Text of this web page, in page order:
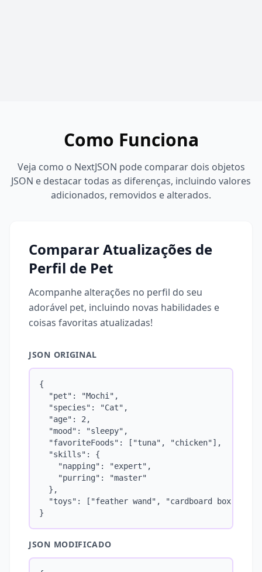
Como Funciona
Veja como o NextJSON pode comparar dois objetos
JSON e destacar todas as diferenças, incluindo valores
adicionados, removidos e alterados.
Comparar Atualizações de
Perfil de Pet
Acompanhe alterações no perfil do seu
adorável pet, incluindo novas habilidades e
coisas favoritas atualizadas!
JSON ORIGINAL
{
  "pet": "Mochi",
  "species": "Cat",
  "age": 2,
  "mood": "sleepy",
  "favoriteFoods": ["tuna", "chicken"],
  "skills": {
    "napping": "expert",
    "purring": "master"
  },
  "toys": ["feather wand", "cardboard box"]
}
JSON MODIFICADO